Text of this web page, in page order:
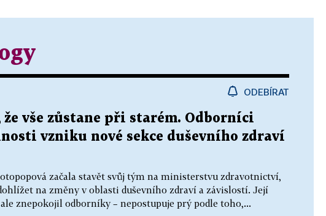
ODEBÍRAT
vše zůstane při starém. Odborníci
vzniku nové sekce duševního zdraví
začala stavět svůj tým na ministerstvu zdravotnictví,
na změny v oblasti duševního zdraví a závislostí. Její
znepokojil odborníky – nepostupuje prý podle toho,...